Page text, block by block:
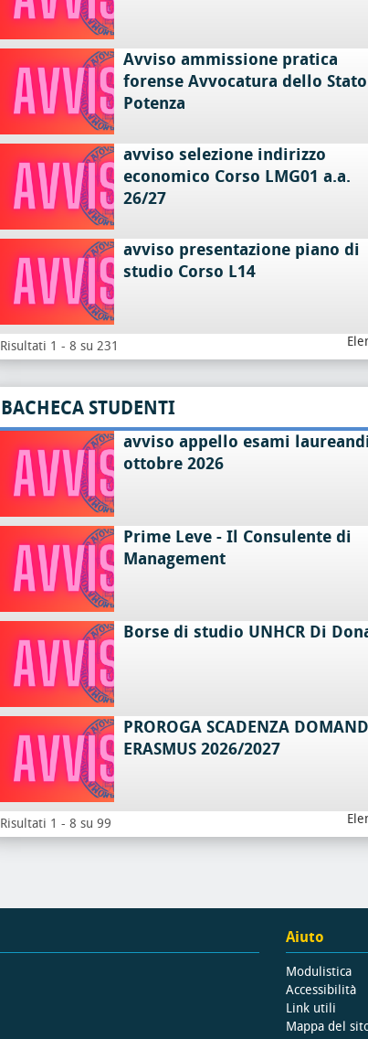
Avviso ammissione pratica
forense Avvocatura dello
Potenza
avviso selezione indirizzo
economico Corso LMG01 a.a.
26/27
avviso presentazione piano di
studio Corso L14
Risultati 1 - 8 su 231
BACHECA STUDENTI
avviso appello esami
ottobre 2026
Prime Leve - Il Consulente di
Management
Borse di studio UNHCR Di
PROROGA SCADENZA
ERASMUS 2026/2027
Risultati 1 - 8 su 99
Aiuto
Modulistica
Accessibilità
Link utili
Mappa del